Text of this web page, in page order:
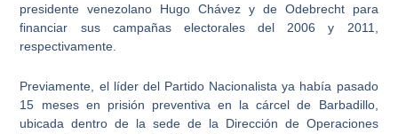
presidente venezolano Hugo Chávez y de Odebrecht para
financiar sus campañas electorales del 2006 y 2011,
respectivamente.
Previamente, el líder del Partido Nacionalista ya había pasado
15 meses en prisión preventivaen la cárcel de Barbadillo,
ubicada dentro de la sede de la Dirección de Operaciones